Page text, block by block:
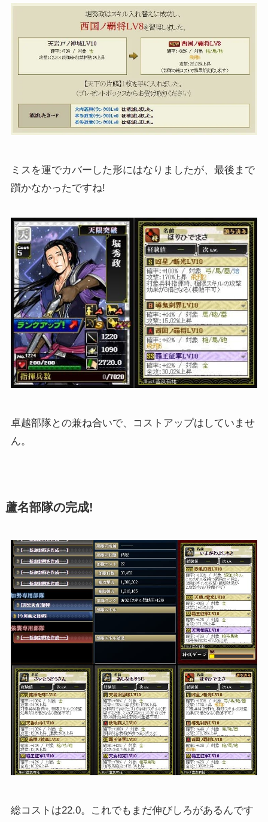
ミスを運でカバーした形にはなりましたが、最後まで
躓かなかったですね!
卓越部隊との兼ね合いで、コストアップはしていませ
ん。
蘆名部隊の完成!
総コストは22.0。これでもまだ伸びしろがあるんです